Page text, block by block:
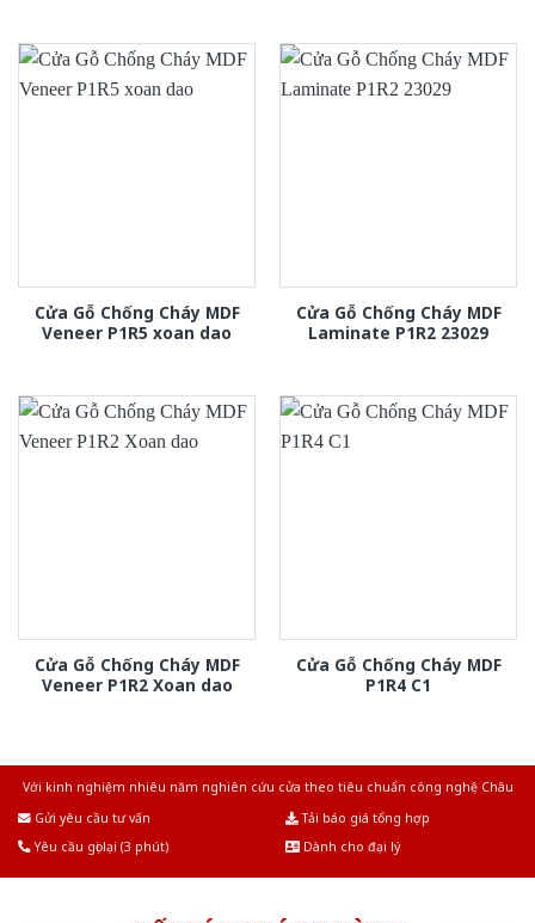
Cửa Gỗ Chống Cháy MDF
Veneer P1R5 xoan dao
Cửa Gỗ Chống Cháy MDF
Laminate P1R2 23029
Cửa Gỗ Chống Cháy MDF
Veneer P1R2 Xoan dao
Cửa Gỗ Chống Cháy MDF
P1R4 C1
Với kinh nghiệm nhiêu năm nghiên cứu cửa theo tiêu chuẩn công nghệ Châu
Gửi yêu cầu tư vấn
Tải báo giá tổng hợp
Yêu cầu gọi lại (3 phút)
Dành cho đại lý